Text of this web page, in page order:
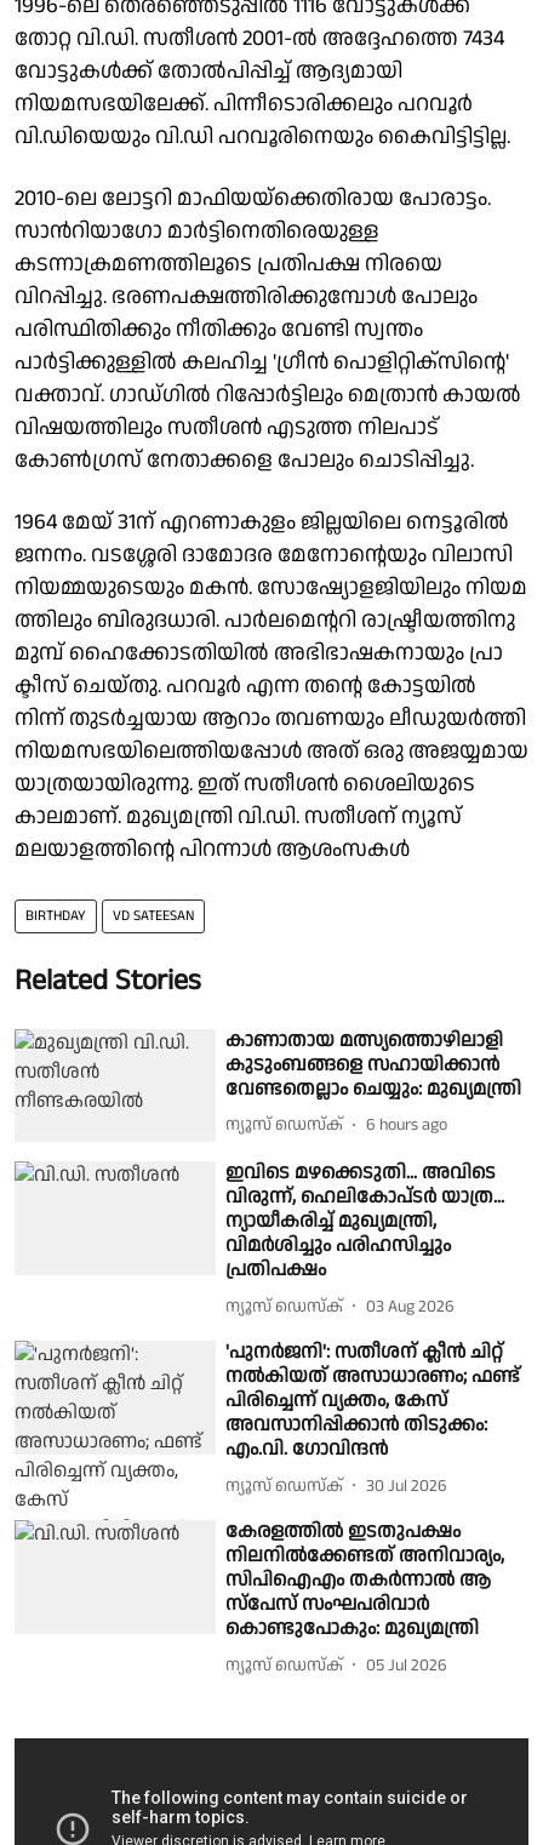
തോറ്റ വി.ഡി. സതീശന്‍ 2001-ല്‍ അദ്ദേഹത്തെ 7434
വോട്ടുകള്‍ക്ക് തോല്‍പിപ്പിച്ച് ആദ്യമായി
നിയമസഭയിലേക്ക്. പിന്നീടൊരിക്കലും പറവൂര്‍
വി.ഡിയെയും വി.ഡി പറവൂരിനെയും കൈവിട്ടിട്ടില്ല.
2010-ലെ ലോട്ടറി മാഫിയയ്ക്കെതിരായ പോരാട്ടം.
സാൻറിയാഗോ മാർട്ടിനെതിരെയുള്ള
കടന്നാക്രമണത്തിലൂടെ പ്രതിപക്ഷ നിരയെ
വിറപ്പിച്ചു. ഭരണപക്ഷത്തിരിക്കുമ്പോൾ പോലും
പരിസ്ഥിതിക്കും നീതിക്കും വേണ്ടി സ്വന്തം
പാർട്ടിക്കുള്ളിൽ കലഹിച്ച 'ഗ്രീൻ പൊളിറ്റിക്സിന്റെ'
വക്താവ്. ഗാഡ്ഗിൽ റിപ്പോർട്ടിലും മെത്രാൻ കായൽ
വിഷയത്തിലും സതീശൻ എടുത്ത നിലപാട്
കോണ്‍ഗ്രസ് നേതാക്കളെ പോലും ചൊടിപ്പിച്ചു.
1964 മേ​യ് 31ന് ​എ​റ​ണാ​കു​ളം ജി​ല്ല​യി​ലെ നെ​ട്ടൂ​രി​ൽ
ജ​ന​നം. വടശ്ശേരി ദാ​മോ​ദ​ര മേ​നോ​ന്റെ​യും വി​ലാ​സി​
നി​യ​മ്മ​യു​ടെ​യും മക​ൻ. സോ​ഷ്യോ​ള​ജി​യി​ലും നി​യ​മ​
ത്തി​ലും ബി​രു​ദ​ധാ​രി. പാർലമെ​ന്റ​റി രാ​ഷ്ട്രീ​യ​ത്തി​നു​
മു​മ്പ് ഹൈക്കോ​ട​തി​യി​ൽ അഭിഭാ​ഷ​ക​നാ​യും പ്രാ​
ക്ടീ​സ് ചെ​യ്തു. പറവൂർ എന്ന തന്റെ കോട്ടയിൽ
നിന്ന് തുടർച്ചയായ ആറാം തവണയും ലീഡുയർത്തി
നിയമസഭയിലെത്തിയപ്പോൾ അത് ഒരു അജയ്യമായ
യാത്രയായിരുന്നു. ഇത് സതീശൻ ശൈലിയുടെ
കാലമാണ്. മുഖ്യമന്ത്രി വി.ഡി. സതീശന് ന്യൂസ്
മലയാളത്തിന്റെ പിറന്നാൾ ആശംസകൾ
BIRTHDAY VD SATEESAN
Related Stories
കാണാതായ മത്സ്യത്തൊഴിലാളി
കുടുംബങ്ങളെ സഹായിക്കാൻ
വേണ്ടതെല്ലാം ചെയ്യും: മുഖ്യമന്ത്രി
ന്യൂസ് ഡെസ്ക് 6 hours ago
ഇവിടെ മഴക്കെടുതി... അവിടെ
വിരുന്ന്, ഹെലികോപ്‍ടര്‍ യാത്ര...
ന്യായീകരിച്ച് മുഖ്യമന്ത്രി,
വിമര്‍ശിച്ചും പരിഹസിച്ചും
പ്രതിപക്ഷം
ന്യൂസ് ഡെസ്ക് 03 Aug 2026
'പുനർജനി': സതീശന് ക്ലീന്‍ ചിറ്റ്
നല്‍കിയത് അസാധാരണം; ഫണ്ട്
പിരിച്ചെന്ന് വ്യക്തം, കേസ്
അവസാനിപ്പിക്കാൻ തിടുക്കം:
എം.വി. ഗോവിന്ദന്‍
ന്യൂസ് ഡെസ്ക് 30 Jul 2026
കേരളത്തിൽ ഇടതുപക്ഷം
നിലനിൽക്കേണ്ടത് അനിവാര്യം,
സിപിഐഎം തകർന്നാൽ ആ
സ്പേസ് സംഘപരിവാർ
കൊണ്ടുപോകും: മുഖ്യമന്ത്രി
ന്യൂസ് ഡെസ്ക് 05 Jul 2026